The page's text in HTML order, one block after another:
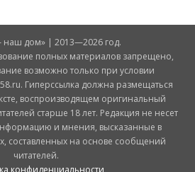
дом» | 2013—2026 год.
полных материалов запрещено,
возможно только при условии
Гиперссылка должна размещаться
воспроизводящем оригинальный
старше 18 лет. Редакция не несет
и мнения, высказанные в
составленных на основе сообщений
читателей.